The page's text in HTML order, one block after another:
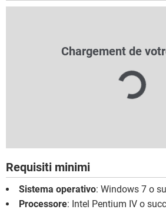
Requisiti minimi
Sistema operativo: Windows 7 o
Processore: Intel Pentium IV o